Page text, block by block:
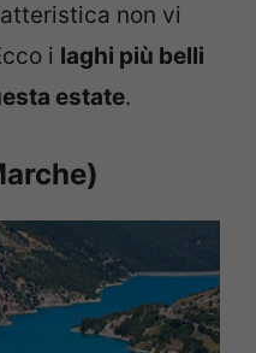
non vi
i laghi più belli
estate.